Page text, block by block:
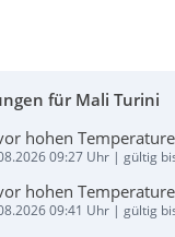
für Mali Turini
hohen
09:27 Uhr | gültig
hohen
09:41 Uhr | gültig